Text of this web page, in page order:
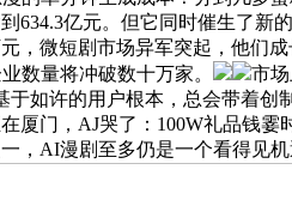
634.3亿元。但它同时催生了
，微短剧市场异军突起，他们
数量将冲破数十万家。
市
于如许的用户根本，总会带着
厦门，AJ哭了：100W礼品钱
，AI漫剧至多仍是一个看得见